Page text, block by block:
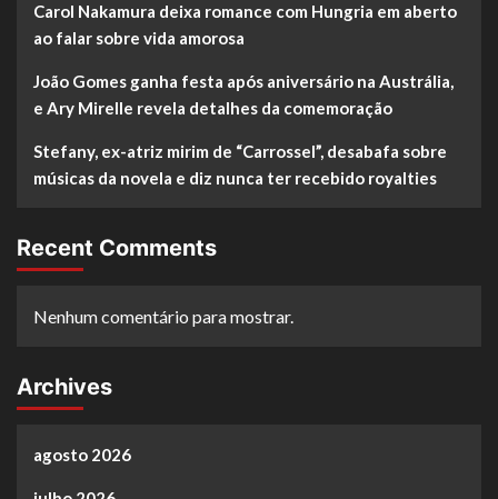
Carol Nakamura deixa romance com Hungria em aberto
ao falar sobre vida amorosa
João Gomes ganha festa após aniversário na Austrália,
e Ary Mirelle revela detalhes da comemoração
Stefany, ex-atriz mirim de “Carrossel”, desabafa sobre
músicas da novela e diz nunca ter recebido royalties
Recent Comments
Nenhum comentário para mostrar.
Archives
agosto 2026